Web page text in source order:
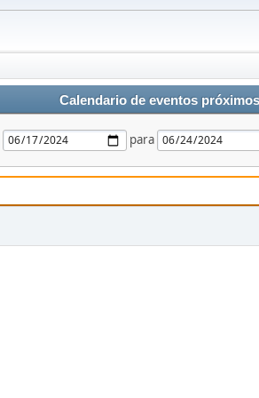
Calendario de eventos próximos
para